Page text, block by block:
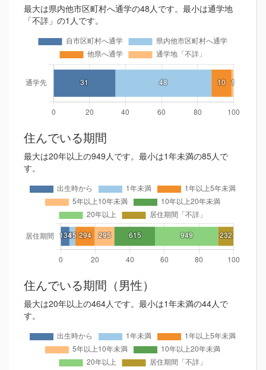
最大は県内他市区町村へ通学の48人です。最小は通学地
「不詳」の1人です。
住んでいる期間
最大は20年以上の949人です。最小は1年未満の85人で
す。
住んでいる期間（男性）
最大は20年以上の464人です。最小は1年未満の44人で
す。